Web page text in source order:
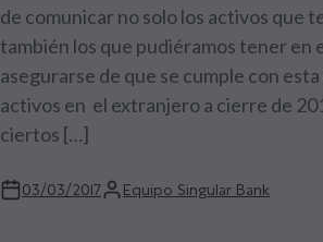
de comunicar no solo los activos que
también los que pudiéramos tener en
asegurarse de que se cumple con
activos en el extranjero a cierre de
ciertos […]
03/03/2017 Equipo Singular Bank